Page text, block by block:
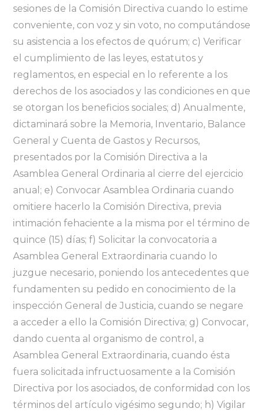
sesiones de la Comisión Directiva cuando lo estime
conveniente, con voz y sin voto, no computándose
su asistencia a los efectos de quórum; c) Verificar
el cumplimiento de las leyes, estatutos y
reglamentos, en especial en lo referente a los
derechos de los asociados y las condiciones en que
se otorgan los beneficios sociales; d) Anualmente,
dictaminará sobre la Memoria, Inventario, Balance
General y Cuenta de Gastos y Recursos,
presentados por la Comisión Directiva a la
Asamblea General Ordinaria al cierre del ejercicio
anual; e) Convocar Asamblea Ordinaria cuando
omitiere hacerlo la Comisión Directiva, previa
intimación fehaciente a la misma por el término de
quince (15) días; f) Solicitar la convocatoria a
Asamblea General Extraordinaria cuando lo
juzgue necesario, poniendo los antecedentes que
fundamenten su pedido en conocimiento de la
inspección General de Justicia, cuando se negare
a acceder a ello la Comisión Directiva; g) Convocar,
dando cuenta al organismo de control, a
Asamblea General Extraordinaria, cuando ésta
fuera solicitada infructuosamente a la Comisión
Directiva por los asociados, de conformidad con los
términos del artículo vigésimo segundo; h) Vigilar